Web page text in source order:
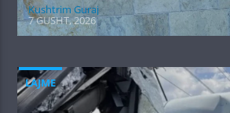
Kushtrim Guraj
7 GUSHT, 2026
LAJME